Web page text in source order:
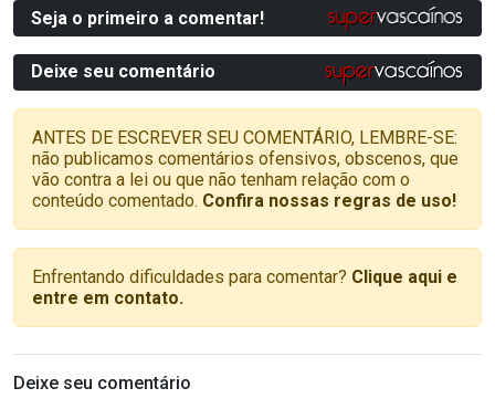
Seja o primeiro a comentar!
Deixe seu comentário
ANTES DE ESCREVER SEU COMENTÁRIO, LEMBRE-SE:
não publicamos comentários ofensivos, obscenos, que
vão contra a lei ou que não tenham relação com o
conteúdo comentado. Confira nossas regras de uso!
Enfrentando dificuldades para comentar? Clique aqui e
entre em contato.
Deixe seu comentário